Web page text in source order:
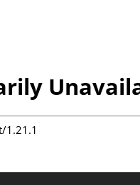
1.21.1